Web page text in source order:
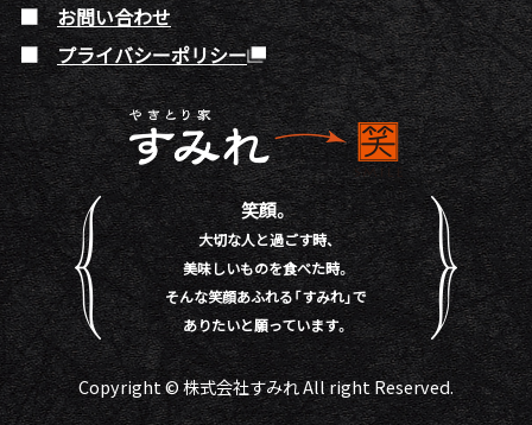
お問い合わせ
プライバシーポリシー
笑顔。
大切な人と過ごす時、
美味しいものを食べた時。
そんな笑顔あふれる「すみれ」で
ありたいと願っています。
Copyright © 株式会社すみれ All right Reserved.